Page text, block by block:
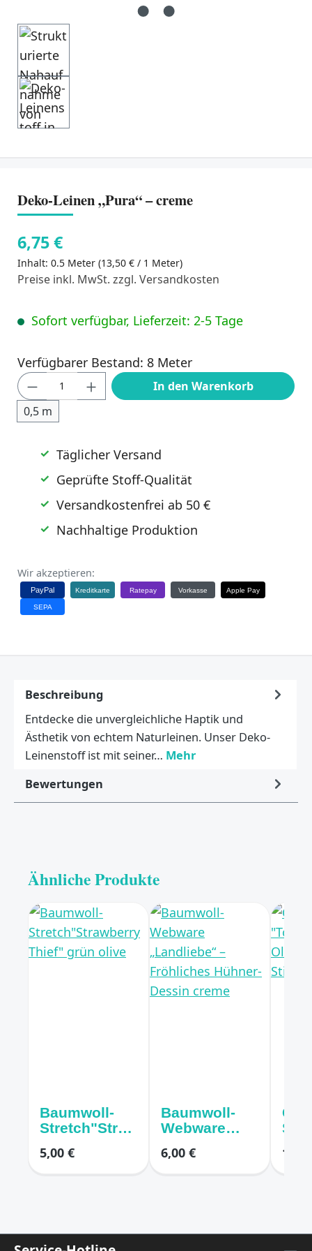
Deko-Leinen „Pura“ – creme
6,75 €
Inhalt: 0.5 Meter (13,50 € / 1 Meter)
Preise inkl. MwSt. zzgl. Versandkosten
Sofort verfügbar, Lieferzeit: 2-5 Tage
Verfügbarer Bestand: 8 Meter
Produkt Anzahl: Gib den gewünschten
0,5 m
In den Warenkorb
Täglicher Versand
Geprüfte Stoff-Qualität
Versandkostenfrei ab 50 €
Nachhaltige Produktion
Wir akzeptieren:
PayPal Kreditkarte Ratepay Vorkasse Apple Pay
SEPA
Beschreibung
Entdecke die unvergleichliche Haptik und
Ästhetik von echtem Naturleinen. Unser Deko-
Leinenstoff ist mit seiner… Mehr
Bewertungen
Ähnliche Produkte
Baumwoll-
Stretch"Straw
grün olive
5,00 €
Baumwoll-
Webware
Fröhliches
6,00 €